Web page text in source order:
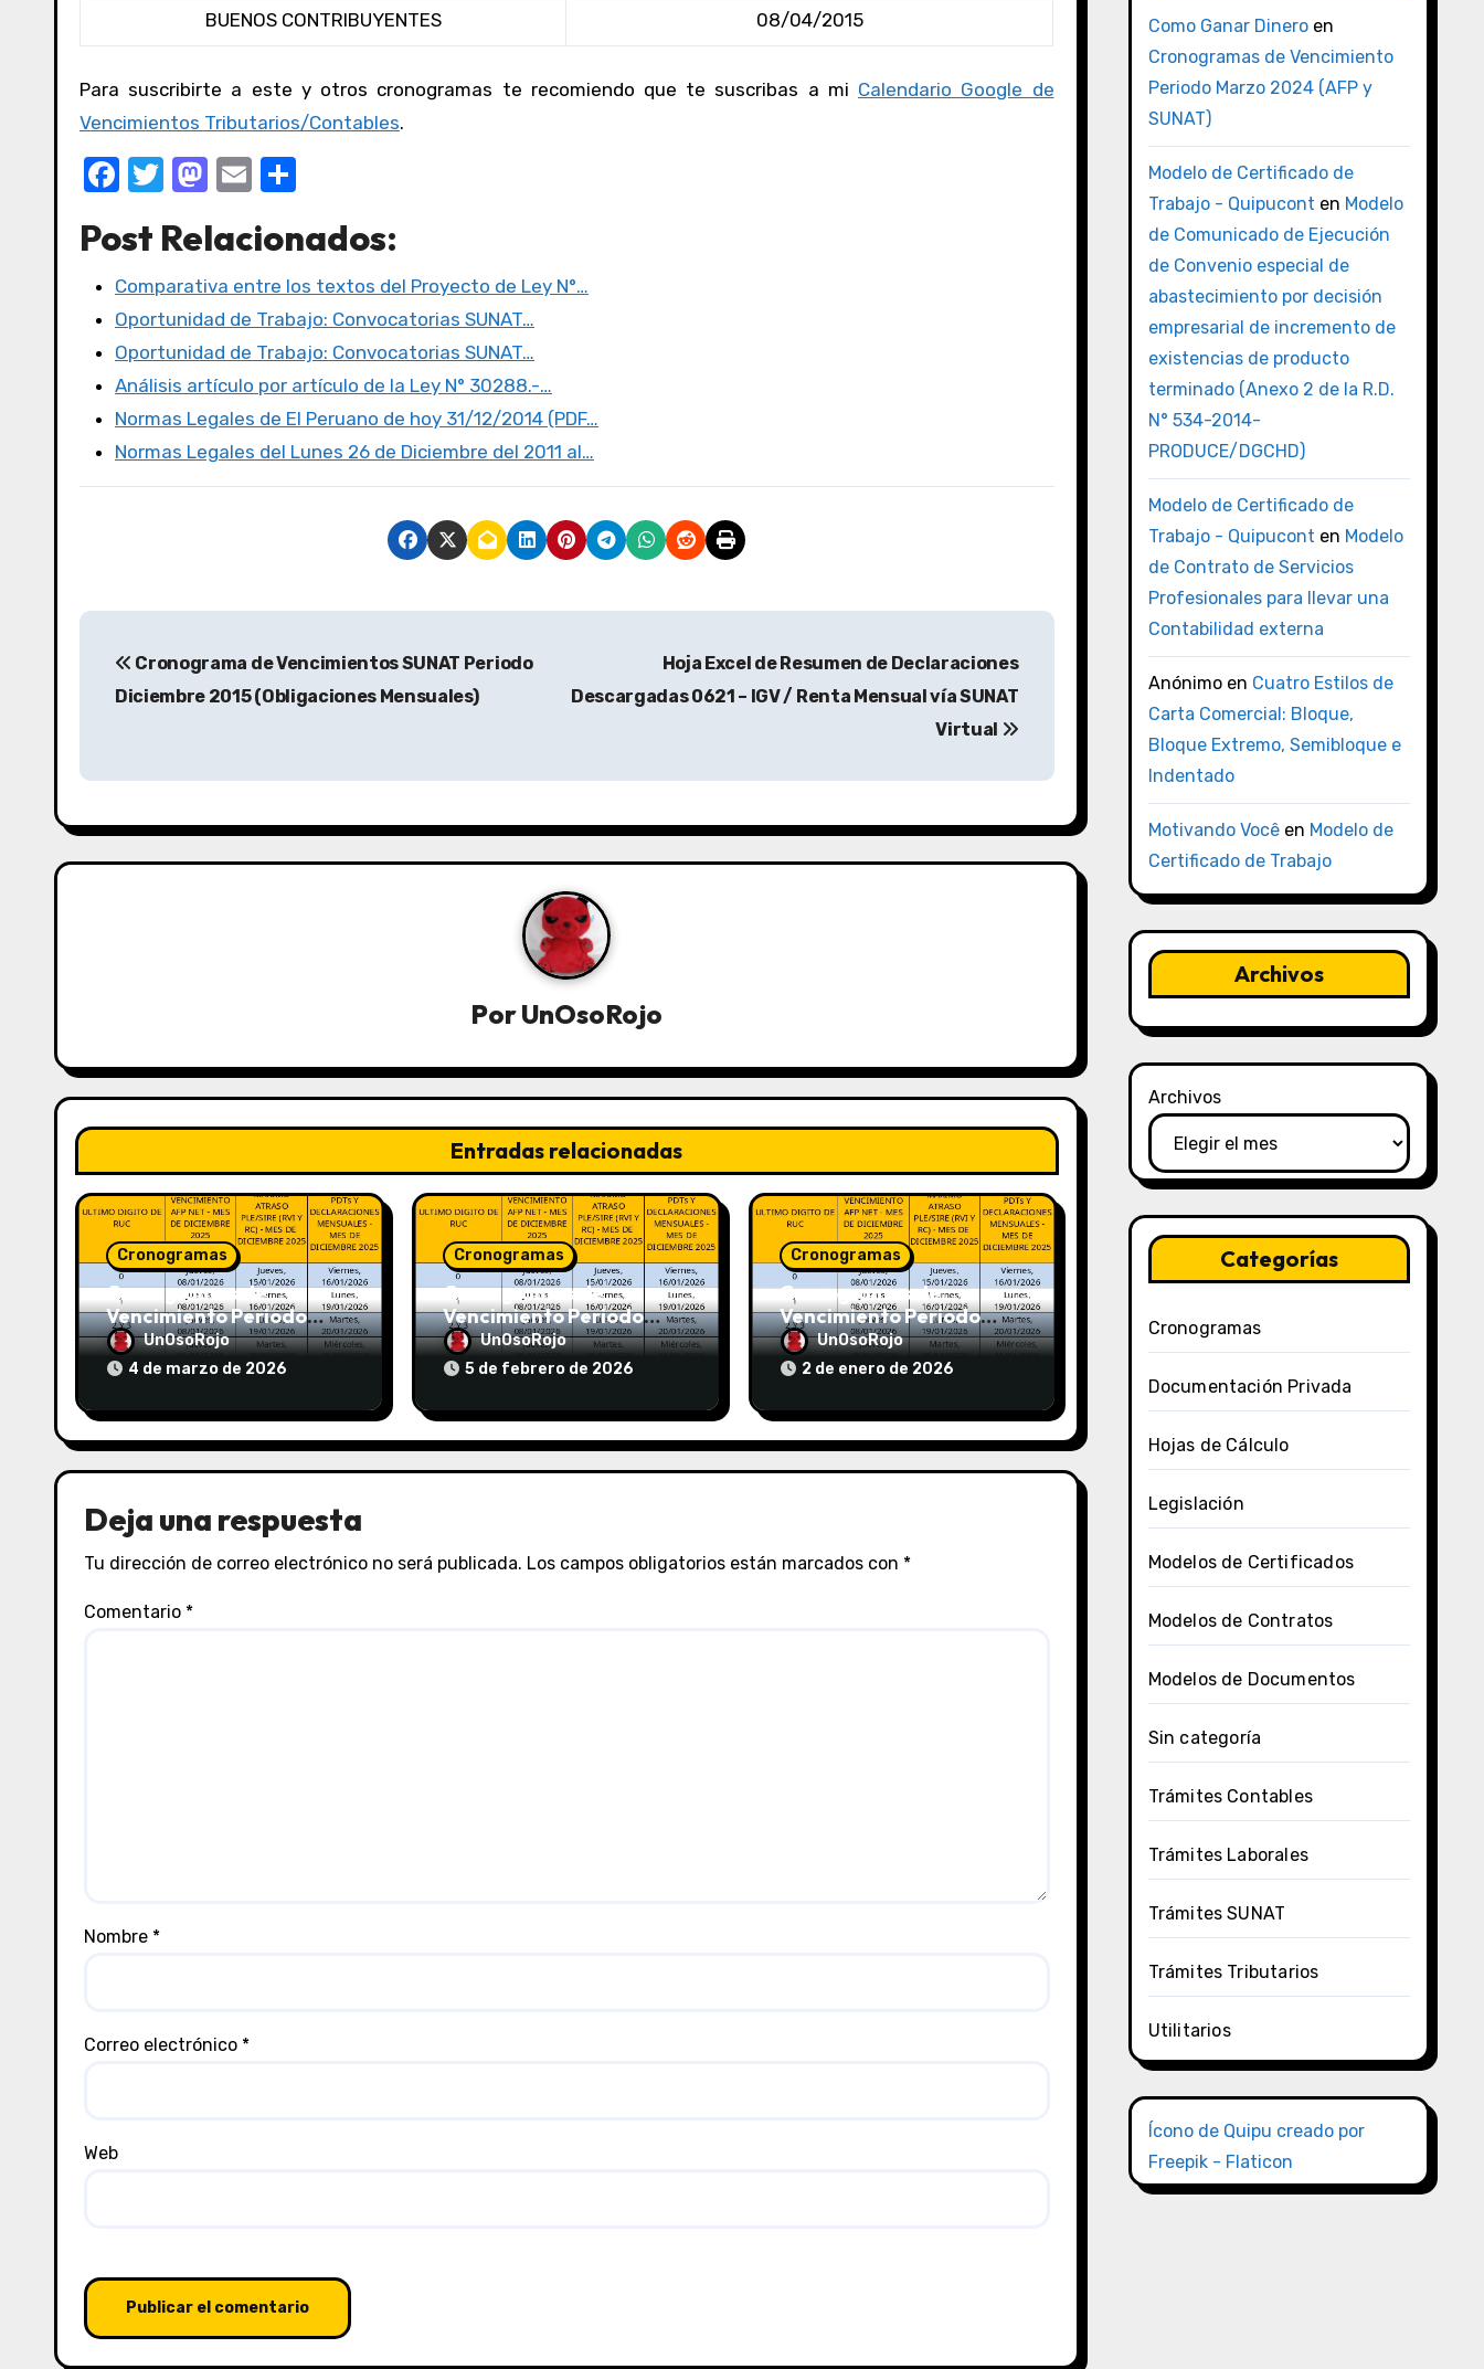
BUENOS CONTRIBUYENTES 08/04/2015
Para suscribirte a este y otros cronogramas te recomiendo que te suscribas a mi Calendario Google de
Vencimientos Tributarios/Contables.
F
c
e
b
o
o
k
T
it
te
r
M
st
o
d
o
n
E
ail m
p
ar
tir
Post Relacionados:
Comparativa entre los textos del Proyecto de Ley N°…
Oportunidad de Trabajo: Convocatorias SUNAT…
Oportunidad de Trabajo: Convocatorias SUNAT…
Análisis artículo por artículo de la Ley N° 30288.-…
Normas Legales de El Peruano de hoy 31/12/2014 (PDF…
Normas Legales del Lunes 26 de Diciembre del 2011 al…
Cronograma de Vencimientos SUNAT Periodo
Diciembre 2015 (Obligaciones Mensuales)
Hoja Excel de Resumen de Declaraciones
Descargadas 0621 – IGV / Renta Mensual vía SUNAT
Virtual
PorUnOsoRojo
Entradas relacionadas
Cronogramas
Cronogramas de
Vencimiento Periodo
Febrero 2026 (AFP y
SUNAT)
UnOsoRojo
4 de marzo de 2026
Cronogramas
Cronogramas de
Vencimiento Periodo
Enero 2026 (AFP y
SUNAT)
UnOsoRojo
5 de febrero de 2026
Cronogramas
Cronogramas de
Vencimiento Periodo
Diciembre 2025 (AFP y
SUNAT)
UnOsoRojo
2 de enero de 2026
Deja una respuesta
Tu dirección de correo electrónico no será publicada. Los campos obligatorios están marcados con *
Comentario *
Nombre *
Correo electrónico *
Web
Como Ganar Dineroen
Cronogramas de Vencimiento
Periodo Marzo 2024 (AFP y
SUNAT)
Modelo de Certificado de
Trabajo - Quipucont en Modelo
de Comunicado de Ejecución
de Convenio especial de
abastecimiento por decisión
empresarial de incremento de
existencias de producto
terminado (Anexo 2 de la R.D.
N° 534-2014-
PRODUCE/DGCHD)
Modelo de Certificado de
Trabajo - Quipucont en Modelo
de Contrato de Servicios
Profesionales para llevar una
Contabilidad externa
Anónimoen Cuatro Estilos de
Carta Comercial: Bloque,
Bloque Extremo, Semibloque e
Indentado
Motivando Vocêen Modelo de
Certificado de Trabajo
Archivos
Archivos
Categorías
Cronogramas
Documentación Privada
Hojas de Cálculo
Legislación
Modelos de Certificados
Modelos de Contratos
Modelos de Documentos
Sin categoría
Trámites Contables
Trámites Laborales
Trámites SUNAT
Trámites Tributarios
Utilitarios
Ícono de Quipu creado por
Freepik - Flaticon